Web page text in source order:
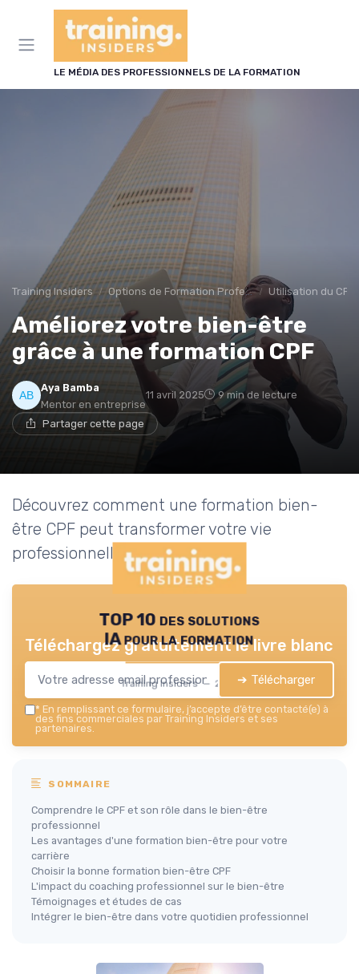
LE MÉDIA DES PROFESSIONNELS DE LA FORMATION
Training Insiders Options de Formation Professionnelle Utilisation du CPF
Améliorez votre bien-être
grâce à une formation CPF
Aya Bamba
Mentor en entreprise
11 avril 2025 9 min de lecture
Partager cette page
Découvrez comment une formation bien-
être CPF peut transformer votre vie
professionnelle et personnelle.
TOP 10 des solutions
IA pour la formation
Training Insiders — 2026
Téléchargez gratuitement le livre blanc
➔ Télécharger
* En remplissant ce formulaire, j’accepte d’être contacté(e) à
des fins commerciales par Training Insiders et ses
partenaires.
SOMMAIRE
Comprendre le CPF et son rôle dans le bien-être
professionnel
Les avantages d'une formation bien-être pour votre
carrière
Choisir la bonne formation bien-être CPF
L'impact du coaching professionnel sur le bien-être
Témoignages et études de cas
Intégrer le bien-être dans votre quotidien professionnel
Panneau de gestion des cookies